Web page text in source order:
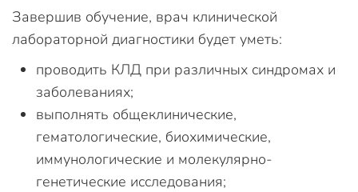
Завершив обучение, врач клинической
лабораторной диагностики будет уметь:
проводить КЛД при различных синдромах и
заболеваниях;
выполнять общеклинические,
гематологические, биохимические,
иммунологические и молекулярно-
генетические исследования;